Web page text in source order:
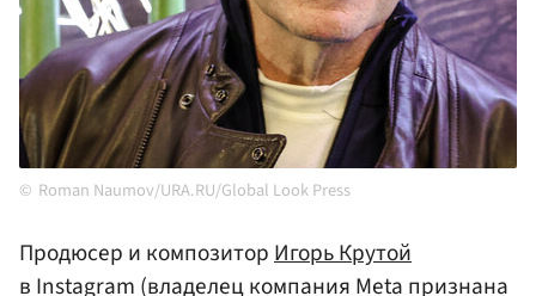
Roman Naumov/URA.RU/Global Look Press
Продюсер и композиторИгорь Крутой
в Instagram (владелец компания Meta признана